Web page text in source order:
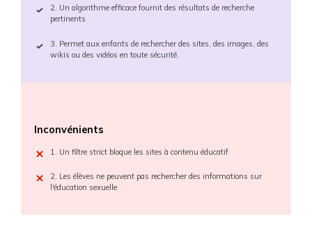
2. Un algorithme efficace fournit des résultats de recherche
pertinents
3. Permet aux enfants de rechercher des sites, des images, des
wikis ou des vidéos en toute sécurité.
Inconvénients
1. Un filtre strict bloque les sites à contenu éducatif
2. Les élèves ne peuvent pas rechercher des informations sur
l'éducation sexuelle